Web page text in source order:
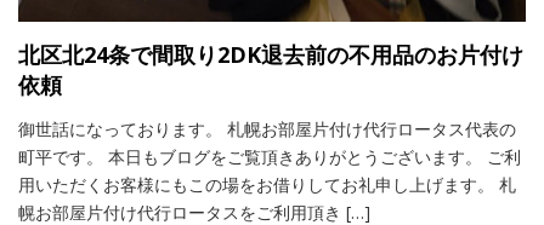
北区北24条で間取り2DK退去前の不用品のお片付け
依頼
御世話になっております。 札幌お部屋片付け代行ロータス代表の
町平です。 本日もブログをご覧頂きありがとうございます。 ご利
用いただくお客様にもこの場をお借りしてお礼申し上げます。 札
幌お部屋片付け代行ロータスをご利用頂き […]